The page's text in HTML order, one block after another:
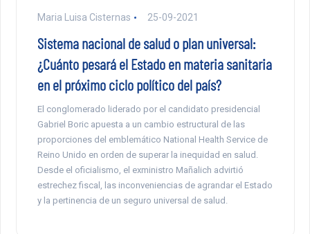
Maria Luisa Cisternas 25-09-2021
Sistema nacional de salud o plan universal:
¿Cuánto pesará el Estado en materia sanitaria
en el próximo ciclo político del país?
El conglomerado liderado por el candidato presidencial
Gabriel Boric apuesta a un cambio estructural de las
proporciones del emblemático National Health Service de
Reino Unido en orden de superar la inequidad en salud.
Desde el oficialismo, el exministro Mañalich advirtió
estrechez fiscal, las inconveniencias de agrandar el Estado
y la pertinencia de un seguro universal de salud.